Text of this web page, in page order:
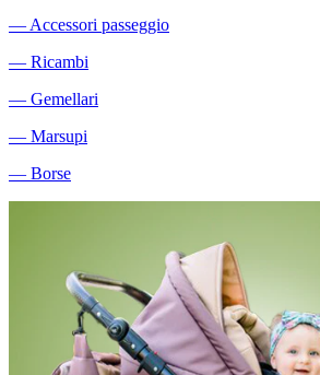
― Accessori passeggio
― Ricambi
― Gemellari
― Marsupi
― Borse